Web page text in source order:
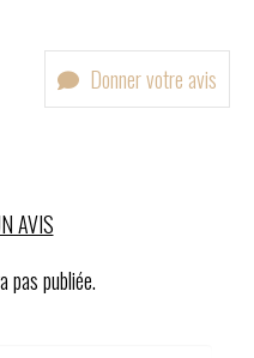
Donner votre avis
AVIS
pas publiée.